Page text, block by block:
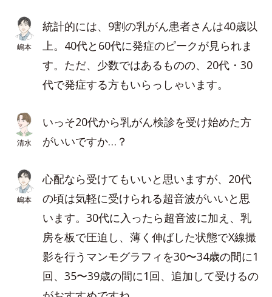
嶋本
統計的には、9割の乳がん患者さんは40歳以
上。40代と60代に発症のピークが見られま
す。ただ、少数ではあるものの、20代・30
代で発症する方もいらっしゃいます。
清水
いっそ20代から乳がん検診を受け始めた方
がいいですか…？
嶋本
心配なら受けてもいいと思いますが、20代
の頃は気軽に受けられる超音波がいいと思
います。30代に入ったら超音波に加え、乳
房を板で圧迫し、薄く伸ばした状態でX線撮
影を行うマンモグラフィを30〜34歳の間に1
回、35〜39歳の間に1回、追加して受けるの